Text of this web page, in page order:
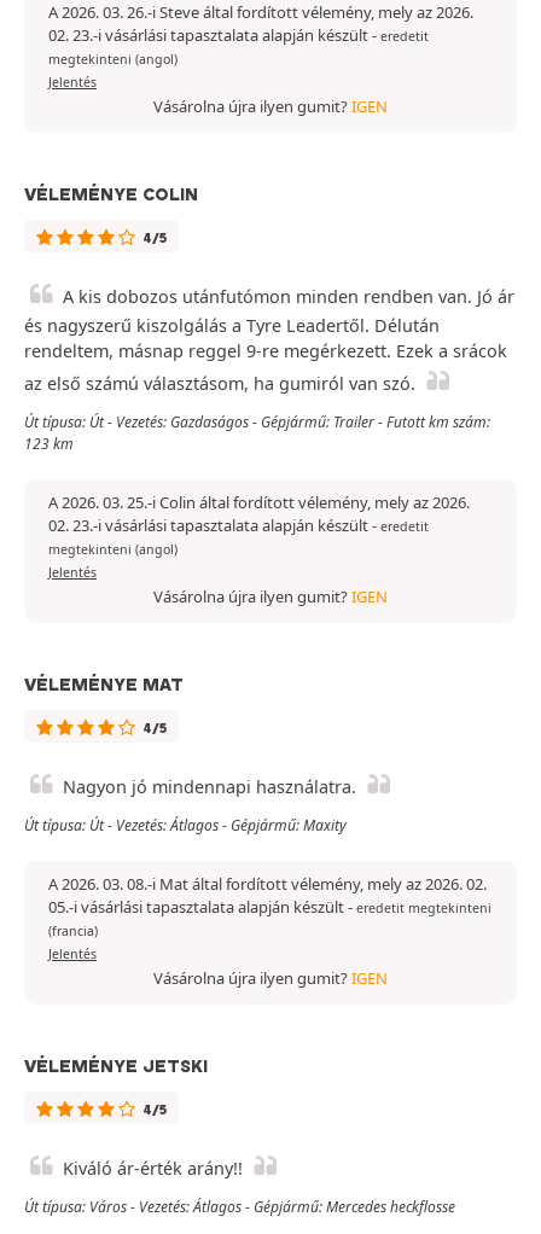
A 2026. 03. 26.-i Steve által fordított vélemény, mely az 2026.
02. 23.-i vásárlási tapasztalata alapján készült- eredetit
megtekinteni (angol)
Jelentés
Vásárolna újra ilyen gumit?IGEN
VÉLEMÉNYE COLIN
4/5
A kis dobozos utánfutómon minden rendben van. Jó ár
és nagyszerű kiszolgálás a Tyre Leadertől. Délután
rendeltem, másnap reggel 9-re megérkezett. Ezek a srácok
az első számú választásom, ha gumiról van szó.
Út típusa: Út - Vezetés: Gazdaságos - Gépjármű: Trailer - Futott km szám:
123 km
A 2026. 03. 25.-i Colin által fordított vélemény, mely az 2026.
02. 23.-i vásárlási tapasztalata alapján készült- eredetit
megtekinteni (angol)
Jelentés
Vásárolna újra ilyen gumit?IGEN
VÉLEMÉNYE MAT
4/5
Nagyon jó mindennapi használatra.
Út típusa: Út - Vezetés: Átlagos - Gépjármű: Maxity
A 2026. 03. 08.-i Mat által fordított vélemény, mely az 2026. 02.
05.-i vásárlási tapasztalata alapján készült- eredetit megtekinteni
(francia)
Jelentés
Vásárolna újra ilyen gumit?IGEN
VÉLEMÉNYE JETSKI
4/5
Kiváló ár-érték arány!!
Út típusa: Város - Vezetés: Átlagos - Gépjármű: Mercedes heckflosse